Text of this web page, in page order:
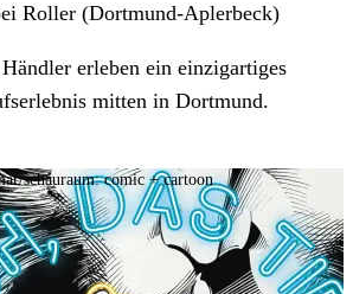
Roller (Dortmund-Aplerbeck)
erleben ein einzigartiges
mitten in Dortmund.
schauraum: comic + cartoon